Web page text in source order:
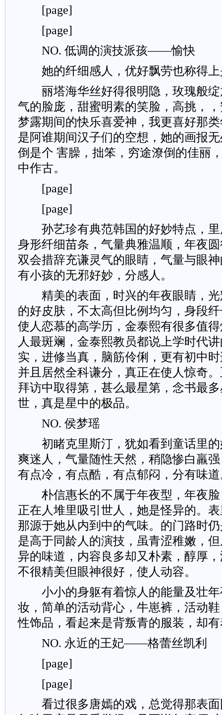
[page]
[page]
NO. 低调的演技派孩——愉快
她的纤细感人，优好飘劳也称得上
丽塔海华丝好得很明隐，玫瑰般绽
气的脸庞，甜蜜明素的笑脸，高挑，
梦露期间的快乐喜爱神，我更喜好那
是阿谁期间汉子们的空想，她的画报
倒是个 害臊，拙笨，穷途潦倒的佳丽
中作古。
[page]
[page]
孙艺珍有典范韩国的好妙特点，里
身形纤细苗条，气量典雅温顺，年夜
双会措辞充谦灵气的眼睛，气量与眼
有小孩的无邪好妙，分感人。
精美的表面，时兴的年夜眼睛，光
的好皮肤，不太高但比例均匀，身段
使人恋慕的高学历，金泰熙有很多值
人最斑斓，金泰熙教员都说上学时代
实，进修当真，脑筋伶俐，更有初中
并且居然全科谦分，真正在使人惊奇
拜访中取得第，甚么最星第，念书最
世，真是星中的极品。
NO. 侯梦瑶
初睹克里斯汀，犹如看到童话里的
爽迷人，气量随性天然，稍隐惨白羸
有点冷，有点酷，有点郁闷，分有味
朴信惠长的不属于年夜型，年夜脸
正在人堆里吸引世人，她是怪异的。
那源于她从内到中的气味。的门路时
是高于同龄人的演技，虽青涩稚嫩，
异的味道，内容良多却又朴素，醇厚
不很精美但眼神很好，使人动容。
小小的身躯有着惊人的能量及壮年
妆，简单的活动背心，牛崽裤，活动
性饰品，看起来是背叛青的服装，却
NO. 永近的王妃——格蕾丝凯利
[page]
[page]
看过很多唐嫣的戏，总觉得那表面